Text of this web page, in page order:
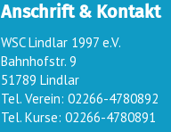
Anschrift & Kontakt
WSC Lindlar 1997 e.V.
Bahnhofstr. 9
51789 Lindlar
Tel. Verein: 02266-4780892
Tel. Kurse: 02266-4780891